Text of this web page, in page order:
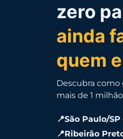
zero
ainda
quem
Descubra
mais de 1
📍São Paulo/SP
📍Ribeirão